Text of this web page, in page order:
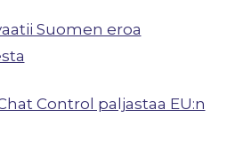
Suomen eroa
Control paljastaa EU:n